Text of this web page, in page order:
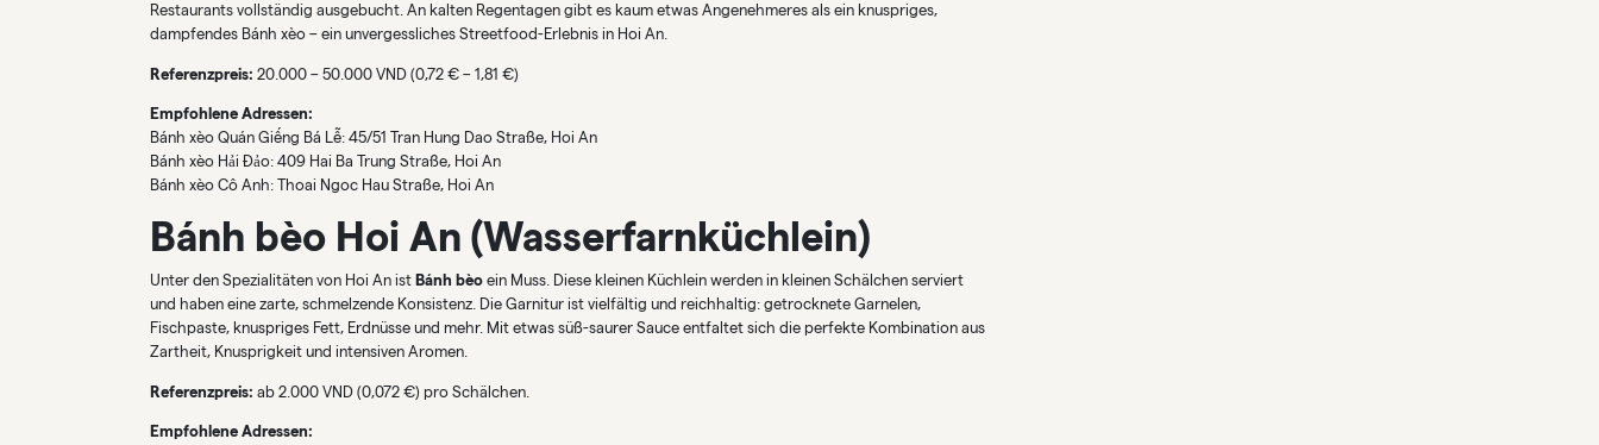
Restaurants vollständig ausgebucht. An kalten Regentagen gibt es kaum etwas Angenehmeres als ein knuspriges,
dampfendes Bánh xèo – ein unvergessliches Streetfood-Erlebnis in Hoi An.
Referenzpreis: 20.000 – 50.000 VND (0,72 € – 1,81 €)
Empfohlene Adressen:
Bánh xèo Quán Giếng Bá Lễ: 45/51 Tran Hung Dao Straße, Hoi An
Bánh xèo Hải Đảo: 409 Hai Ba Trung Straße, Hoi An
Bánh xèo Cô Anh: Thoai Ngoc Hau Straße, Hoi An
Bánh bèo Hoi An (Wasserfarnküchlein)
Unter den Spezialitäten von Hoi An ist Bánh bèo ein Muss. Diese kleinen Küchlein werden in kleinen Schälchen serviert
und haben eine zarte, schmelzende Konsistenz. Die Garnitur ist vielfältig und reichhaltig: getrocknete Garnelen,
Fischpaste, knuspriges Fett, Erdnüsse und mehr. Mit etwas süß-saurer Sauce entfaltet sich die perfekte Kombination aus
Zartheit, Knusprigkeit und intensiven Aromen.
Referenzpreis: ab 2.000 VND (0,072 €) pro Schälchen.
Empfohlene Adressen: